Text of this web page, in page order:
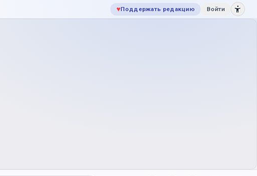
♥Поддержать редакцию Войти